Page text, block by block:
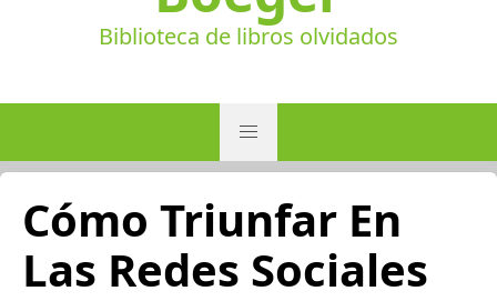
Biblioteca de libros olvidados
Cómo Triunfar En
Las Redes Sociales